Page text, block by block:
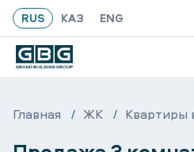
gtag('config', 'G-6CL5WZX6M0');
RUS
КАЗ ENG
Главная ЖК Квартиры